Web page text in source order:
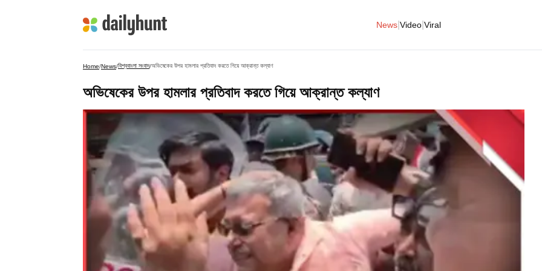
News Video Viral
Home/News/বিশ্ববাংলা সংবাদ/অভিষেকের উপর হামলার প্রতিবাদ করতে গিয়ে আক্রান্ত কল্যাণ
অভিষেকের উপর হামলার প্রতিবাদ করতে গিয়ে আক্রান্ত কল্যাণ